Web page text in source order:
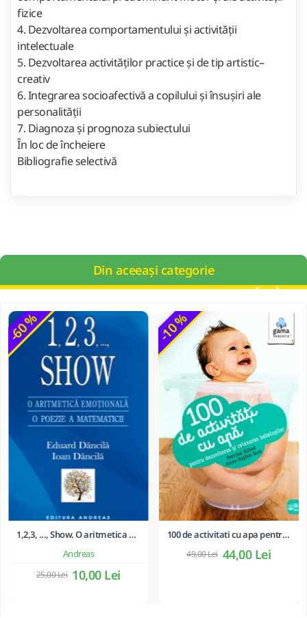
fizice
4. Dezvoltarea comportamentului și activității
intelectuale
5. Dezvoltarea activităților practice și de tip artistic–
creativ
6. Integrarea socioafectivă a copilului și însușiri ale
personalității
7. Diagnoza și prognoza subiectului
În loc de încheiere
Bibliografie selectivă
Din aceeași categorie
-60 %
Andreas
1,2,3, ..., Show. O aritmetica emotionala, o poezie a matematicii - Ioan Dancila
10,00 Lei
25,00 Lei
-10 %
100 de activitati cu apa pentru dezvoltarea si relaxarea bebelusilor - Perrine Alliod
44,00 Lei
49,00 Lei